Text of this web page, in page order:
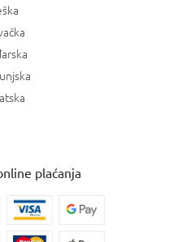
plaćanja